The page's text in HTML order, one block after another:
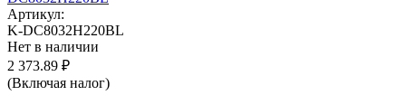
Артикул:
K-DC8032H220BL
Нет в наличии
2 373.89 ₽
(Включая налог)